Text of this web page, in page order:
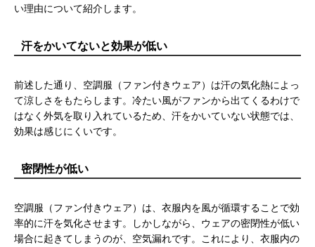
い理由について紹介します。
汗をかいてないと効果が低い
前述した通り、空調服（ファン付きウェア）は汗の気化熱によっ
て涼しさをもたらします。冷たい風がファンから出てくるわけで
はなく外気を取り入れているため、汗をかいていない状態では、
効果は感じにくいです。
密閉性が低い
空調服（ファン付きウェア）は、衣服内を風が循環することで効
率的に汗を気化させます。しかしながら、ウェアの密閉性が低い
場合に起きてしまうのが、空気漏れです。これにより、衣服内の